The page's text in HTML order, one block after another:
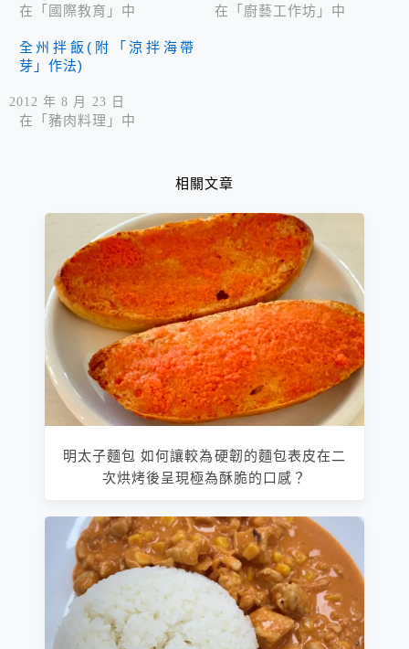
在「國際教育」中 在「廚藝工作坊」中
全州拌飯(附「涼拌海帶
芽」作法)
2012 年 8 月 23 日
在「豬肉料理」中
相關文章
明太子麵包 如何讓較為硬韌的麵包表皮在二
次烘烤後呈現極為酥脆的口感？